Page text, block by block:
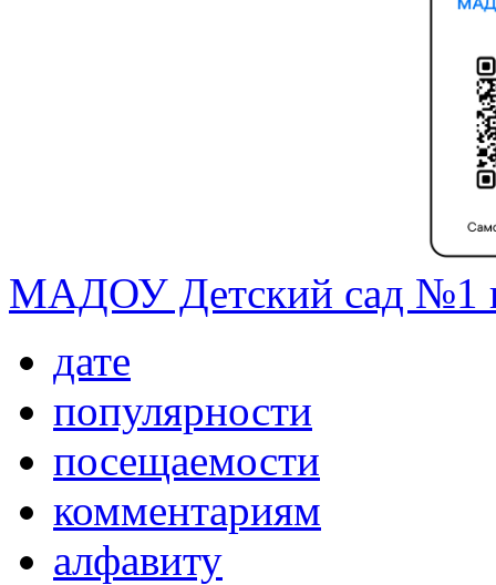
МАДОУ Детский сад №1
дате
популярности
посещаемости
комментариям
алфавиту